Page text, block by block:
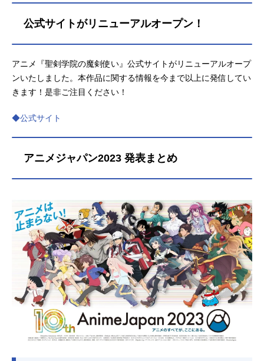
公式サイトがリニューアルオープン！
アニメ『聖剣学院の魔剣使い』公式サイトがリニューアルオープ
ンいたしました。本作品に関する情報を今まで以上に発信してい
きます！是非ご注目ください！
◆公式サイト
アニメジャパン2023 発表まとめ